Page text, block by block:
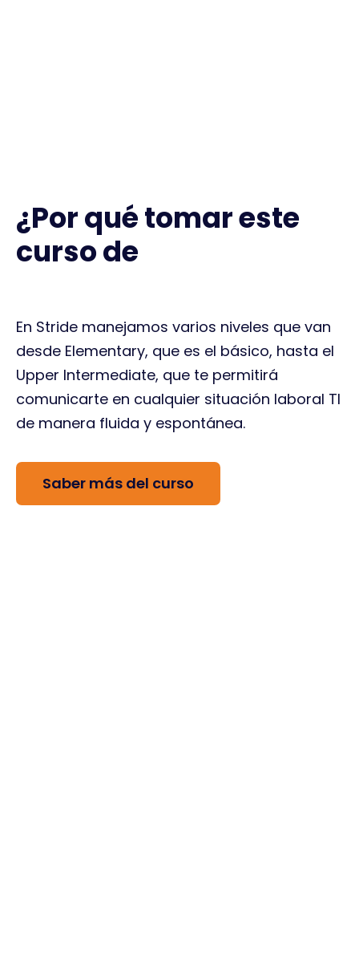
¿Por qué tomar este
curso de
En Stride manejamos varios niveles que van
desde Elementary, que es el básico, hasta el
Upper Intermediate, que te permitirá
comunicarte en cualquier situación laboral TI
de manera fluida y espontánea.
Saber más del curso